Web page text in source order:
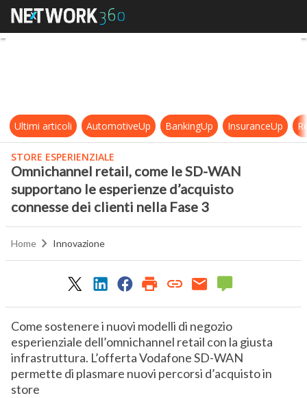
Omnichannel retail, come le SD-
Ultimi articoli AutomotiveUp BankingUp InsuranceUp
STORE ESPERIENZIALE
Omnichannel retail, come le SD-WAN
supportano le esperienze d’acquisto
connesse dei clienti nella Fase 3
Home Innovazione
Come sostenere i nuovi modelli di negozio
esperienziale dell’omnichannel retail con la giusta
infrastruttura. L’offerta Vodafone SD-WAN
permette di plasmare nuovi percorsi d’acquisto in
store